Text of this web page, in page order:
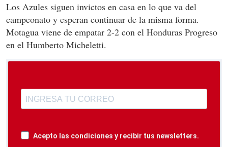
Los Azules siguen invictos en casa en lo que va del
campeonato y esperan continuar de la misma forma.
Motagua viene de empatar 2-2 con el Honduras Progreso
en el Humberto Micheletti.
Acepto las condiciones y recibir tus newsletters.